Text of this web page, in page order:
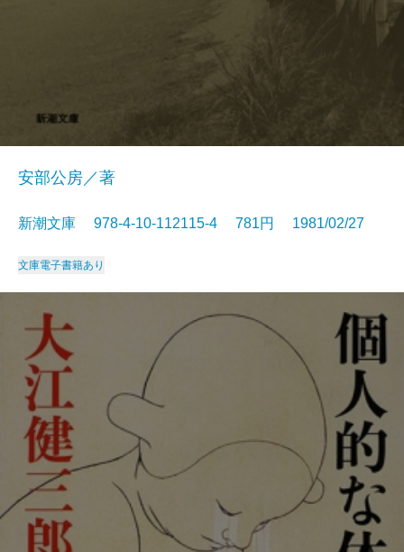
安部公房／著
新潮文庫 978-4-10-112115-4 781円 1981/02/27
文庫電子書籍あり